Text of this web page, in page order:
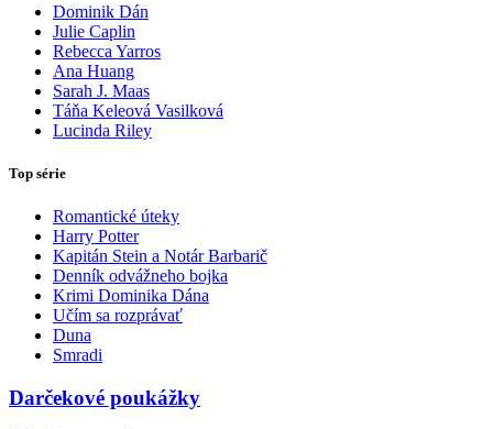
Dominik Dán
Julie Caplin
Rebecca Yarros
Ana Huang
Sarah J. Maas
Táňa Keleová Vasilková
Lucinda Riley
Top série
Romantické úteky
Harry Potter
Kapitán Stein a Notár Barbarič
Denník odvážneho bojka
Krimi Dominika Dána
Učím sa rozprávať
Duna
Smradi
Darčekové poukážky